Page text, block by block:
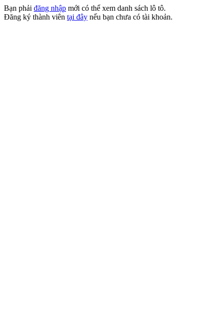
Bạn phải đăng nhập mới có thể xem danh sách lô tô.
Đăng ký thành viên tại đây nếu bạn chưa có tài khoản.